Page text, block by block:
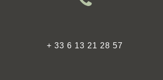
+ 33 6 13 21 28 57